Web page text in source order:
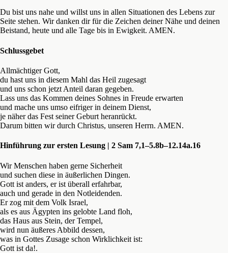
Du bist uns nahe und willst uns in allen Situationen des Lebens zur
Seite stehen. Wir danken dir für die Zeichen deiner Nähe und deinen
Beistand, heute und alle Tage bis in Ewigkeit. AMEN.
Schlussgebet
Allmächtiger Gott,
du hast uns in diesem Mahl das Heil zugesagt
und uns schon jetzt Anteil daran gegeben.
Lass uns das Kommen deines Sohnes in Freude erwarten
und mache uns umso eifriger in deinem Dienst,
je näher das Fest seiner Geburt heranrückt.
Darum bitten wir durch Christus, unseren Herrn. AMEN.
Hinführung zur ersten Lesung | 2 Sam 7,1–5.8b–12.14a.16
Wir Menschen haben gerne Sicherheit
und suchen diese in äußerlichen Dingen.
Gott ist anders, er ist überall erfahrbar,
auch und gerade in den Notleidenden.
Er zog mit dem Volk Israel,
als es aus Ägypten ins gelobte Land floh,
das Haus aus Stein, der Tempel,
wird nun äußeres Abbild dessen,
was in Gottes Zusage schon Wirklichkeit ist:
Gott ist da!.